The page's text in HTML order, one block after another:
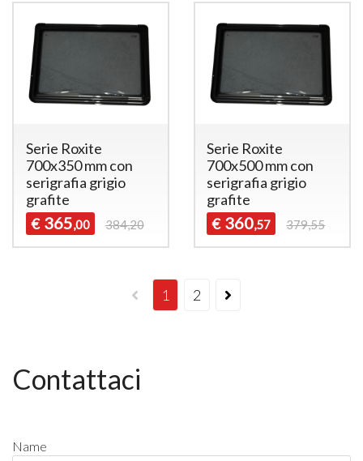
Serie Roxite
700x350 mm con
serigrafia grigio
grafite
€ 365,00 384,20
Serie Roxite
700x500 mm con
serigrafia grigio
grafite
€ 360,57 379,55
1 2
Contattaci
Name